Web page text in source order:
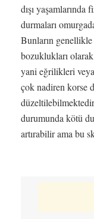
dışı
durmaları
Bunların
bozuklukları
yani eğrilikleri
çok nadiren korse
durumunda kötü
artırabilir ama bu